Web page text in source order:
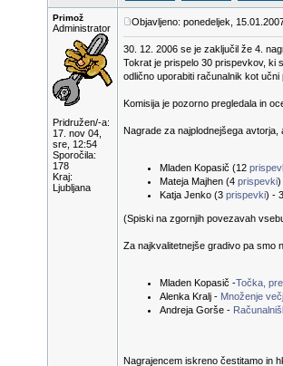
Primož
Administrator
Pridružen/-a:
17. nov 04,
sre, 12:54
Sporočila:
178
Kraj:
Ljubljana
Objavljeno: ponedeljek,
30. 12. 2006 se je zaključil že 4.
Tokrat je prispelo 30 prispevkov, ki
odlično uporabiti računalnik kot učni
Komisija je pozorno pregledala in
Nagrade za najplodnejšega avtorja,
Mladen Kopasič (12
Mateja Majhen (4 prispevki)
Katja Jenko (3 prispevki) -
(Spiski na zgornjih povezavah
Za najkvalitetnejše gradivo pa smo
Mladen Kopasič -Točka,
Alenka Kralj - Množenje
Andreja Gorše -
Nagrajencem iskreno čestitamo in